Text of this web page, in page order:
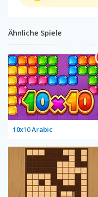
Ähnliche Spiele
10x10 Arabic